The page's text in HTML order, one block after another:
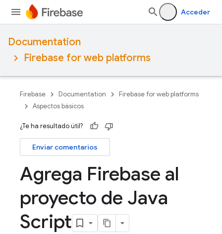
Acceder
Documentation
Firebase for web platforms
Firebase Documentation
Firebase for web platforms
Aspectos básicos
¿Te ha resultado útil?
Enviar comentarios
Agrega Firebase al
proyecto de Java
Script